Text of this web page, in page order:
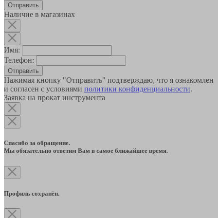
Наличие в магазинах
Имя:
Телефон:
Отправить
Нажимая кнопку "Отправить" подтверждаю, что я ознакомлен
и согласен с условиями политики конфиденциальности.
Заявка на прокат инструмента
Спасибо за обращение.
Мы обязательно ответим Вам в самое ближайшее время.
Профиль сохранён.